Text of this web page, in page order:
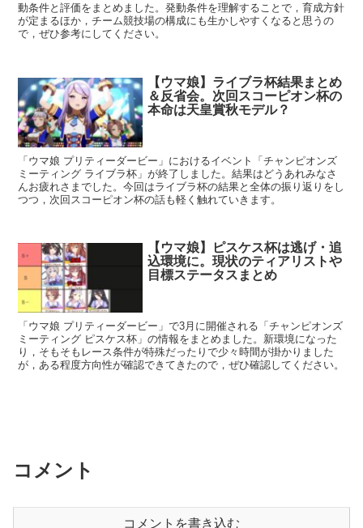
動条件と評価をまとめました。発動条件を理解することで，育成方針
が定まるほか，チーム競技場の構成にも生かしやすくなると思うの
で，ぜひ参考にしてください。
【ウマ娘】ライブラ杯結果まとめ
＆反省会。次回スコーピオン杯の
本命は天皇賞秋モデル？
「ウマ娘 プリティーダービー」におけるイベント「チャンピオンズ
ミーティング ライブラ杯」が終了しました。結果はどうあれみなさ
んお疲れさまでした。今回はライブラ杯の結果と全体の振り返りをし
つつ，次回スコーピオン杯の話も軽く触れていきます。
【ウマ娘】ピスケス杯は逃げ・追
込環境に。現状のティアリストや
目標ステータスまとめ
「ウマ娘 プリティーダービー」で3月に開催される「チャンピオンズ
ミーティング ピスケス杯」の情報をまとめました。新環境になった
り，そもそもレース条件が特殊だったりで少々時間が掛かりました
が，ある程度方向性が確認できてきたので，ぜひ確認してください。
コメント
コメントを書き込む